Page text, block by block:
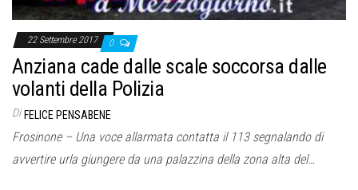
22 Settembre 2017 0
Anziana cade dalle scale soccorsa dalle
volanti della Polizia
Di FELICE PENSABENE
Frosinone – Una voce allarmata contatta il 113 segnalando di
avvertire urla giungere da una palazzina della zona alta del…